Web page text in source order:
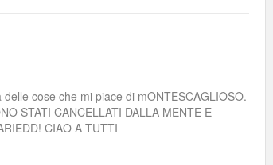
cose che mi piace di mONTESCAGLIOSO.
STATI CANCELLATI DALLA MENTE E
CIAO A TUTTI